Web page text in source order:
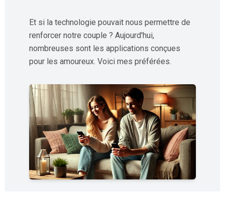
Et si la technologie pouvait nous permettre de
renforcer notre couple ? Aujourd'hui,
nombreuses sont les applications conçues
pour les amoureux. Voici mes préférées.